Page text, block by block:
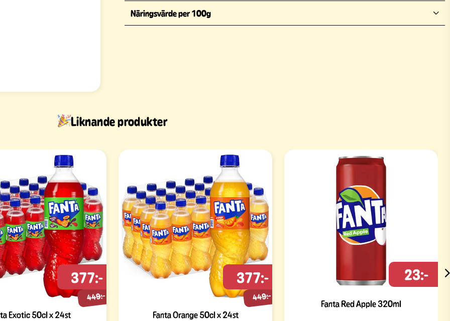
Näringsvärde per 100g
Liknande produkter
Exotic 50cl x 24st
449:-
377:-
Fanta Orange 50cl x 24st
449:-
377:-
Fanta Red Apple 320ml
23:-